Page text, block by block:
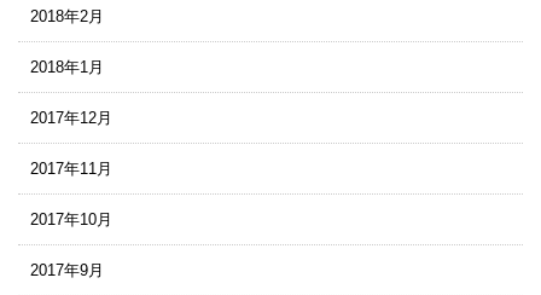
2018年2月
2018年1月
2017年12月
2017年11月
2017年10月
2017年9月